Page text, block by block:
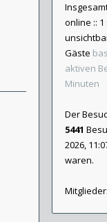
online ::
Gäste
aktiven
Minuten
Der
5441
2026,
waren.
Mitglieder: